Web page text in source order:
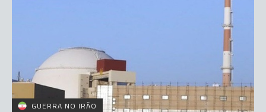
GUERRA NO IRÃO